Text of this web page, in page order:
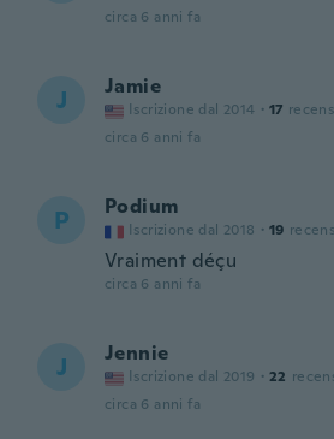
circa 6 anni fa
J Jamie
Iscrizione dal 2014 · 17
circa 6 anni fa
P Podium
Iscrizione dal 2018 · 19
Vraiment déçu
circa 6 anni fa
J Jennie
Iscrizione dal 2019 · 22
circa 6 anni fa